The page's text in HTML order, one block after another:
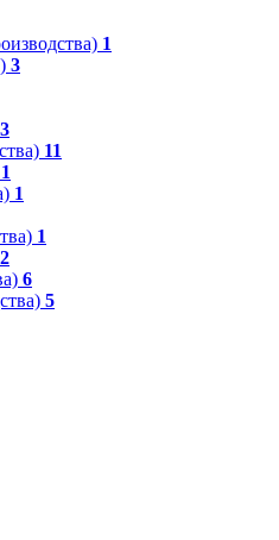
1
3
3
11
1
1
1
2
6
5